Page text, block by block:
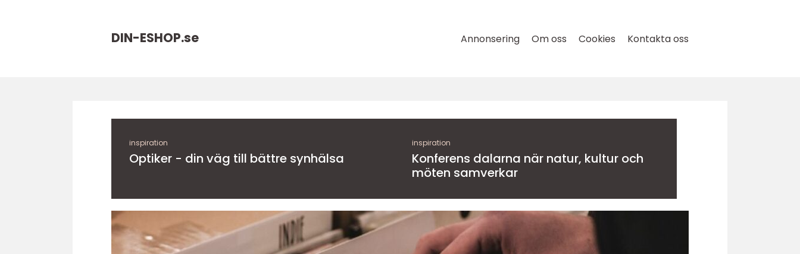
DIN-ESHOP.se Annonsering Om oss Cookies Kontakta oss
inspiration
Optiker - din väg till bättre synhälsa
inspiration
Konferens dalarna när natur, kultur och
möten samverkar